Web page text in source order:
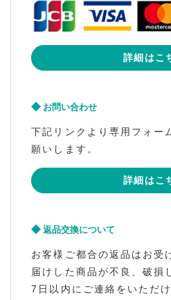
詳細はこ
お問い合わせ
下記リンクより専用フォー
願いします。
詳細はこ
返品交換について
お客様ご都合の返品はお受
届けした商品が不良、破損
7日以内にご連絡をいただ